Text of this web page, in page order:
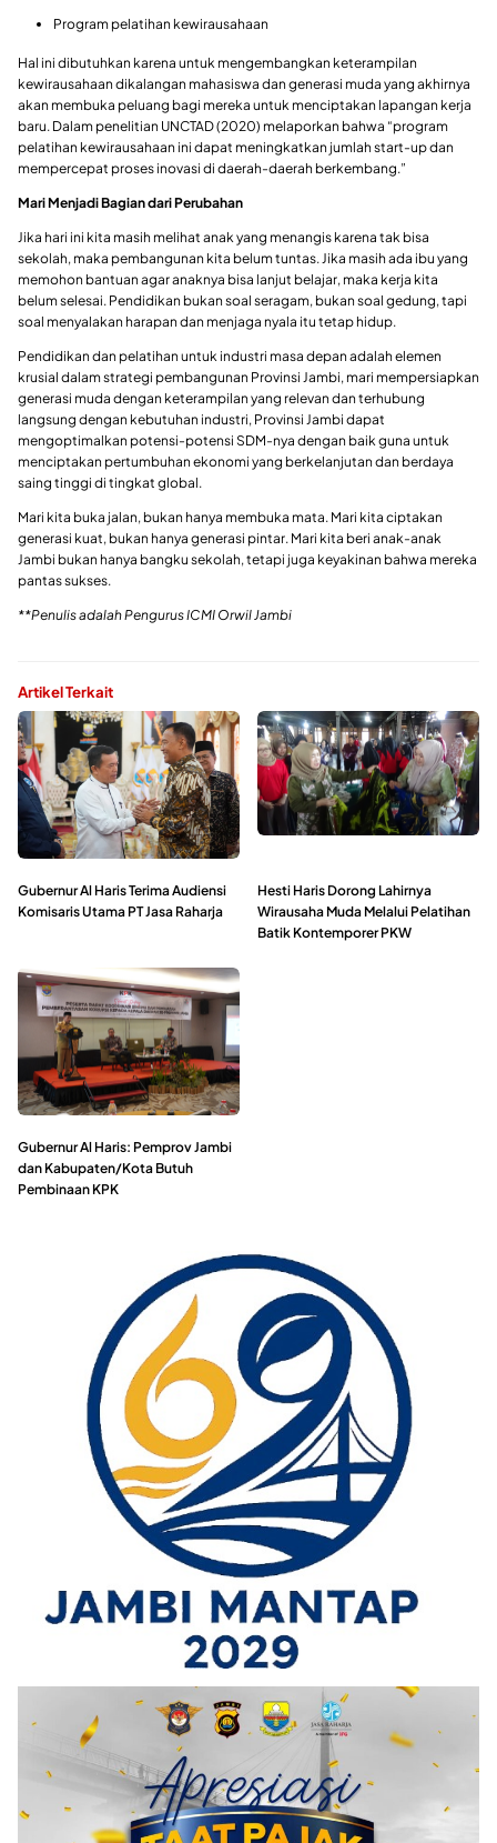
Program pelatihan kewirausahaan
Hal ini dibutuhkan karena untuk mengembangkan keterampilan
kewirausahaan dikalangan mahasiswa dan generasi muda yang akhirnya
akan membuka peluang bagi mereka untuk menciptakan lapangan kerja
baru. Dalam penelitian UNCTAD (2020) melaporkan bahwa “program
pelatihan kewirausahaan ini dapat meningkatkan jumlah start-up dan
mempercepat proses inovasi di daerah-daerah berkembang.”
Mari Menjadi Bagian dari Perubahan
Jika hari ini kita masih melihat anak yang menangis karena tak bisa
sekolah, maka pembangunan kita belum tuntas. Jika masih ada ibu yang
memohon bantuan agar anaknya bisa lanjut belajar, maka kerja kita
belum selesai. Pendidikan bukan soal seragam, bukan soal gedung, tapi
soal menyalakan harapan dan menjaga nyala itu tetap hidup.
Pendidikan dan pelatihan untuk industri masa depan adalah elemen
krusial dalam strategi pembangunan Provinsi Jambi, mari mempersiapkan
generasi muda dengan keterampilan yang relevan dan terhubung
langsung dengan kebutuhan industri, Provinsi Jambi dapat
mengoptimalkan potensi-potensi SDM-nya dengan baik guna untuk
menciptakan pertumbuhan ekonomi yang berkelanjutan dan berdaya
saing tinggi di tingkat global.
⁠Mari kita buka jalan, bukan hanya membuka mata. Mari kita ciptakan
generasi kuat, bukan hanya generasi pintar. Mari kita beri anak-anak
Jambi bukan hanya bangku sekolah, tetapi juga keyakinan bahwa mereka
pantas sukses.
**Penulis adalah Pengurus ICMI Orwil Jambi
Artikel Terkait
Gubernur Al Haris Terima Audiensi
Komisaris Utama PT Jasa Raharja
Hesti Haris Dorong Lahirnya
Wirausaha Muda Melalui Pelatihan
Batik Kontemporer PKW
Gubernur Al Haris: Pemprov Jambi
dan Kabupaten/Kota Butuh
Pembinaan KPK